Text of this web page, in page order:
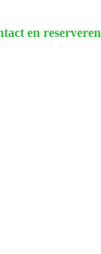
en reserveren